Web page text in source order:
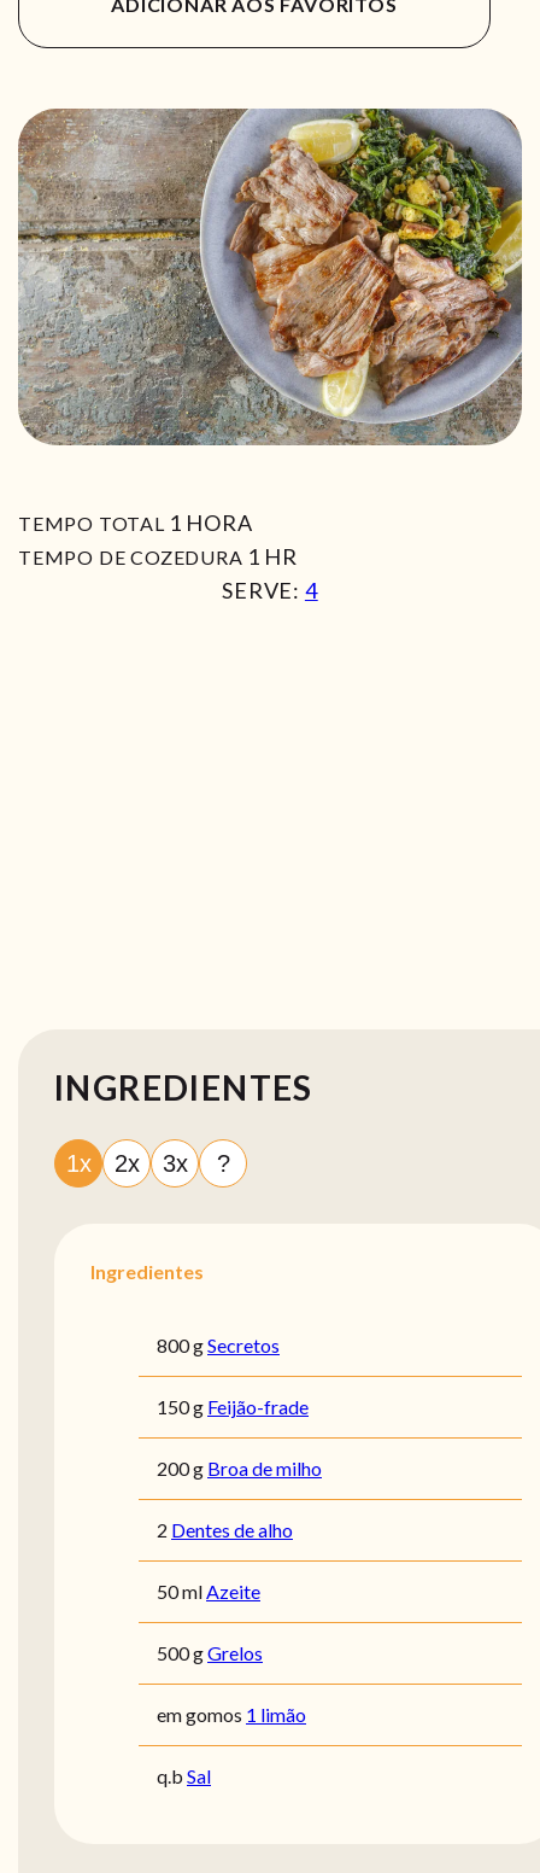
TEMPO TOTAL 1 HORA
HORA
TEMPO DE COZEDURA 1 HORA
HR
SERVE: 4
INGREDIENTES
1x 2x 3x ?
Ingredientes
800 gSecretos
150 g Feijão-frade
200 g Broa de milho
2 Dentes de alho
50 ml Azeite
500 gGrelos
em gomos 1 limão
q.b Sal